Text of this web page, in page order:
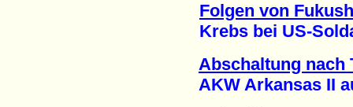
Folgen von
Krebs bei US-
Abschaltung nach
AKW Arkansas II